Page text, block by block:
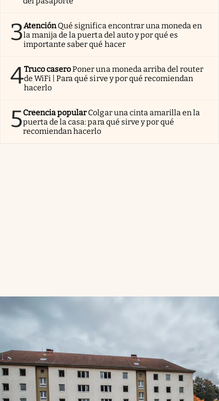
3AtenciónQué significa encontrar una moneda en
la manija de la puerta del auto y por qué es
importante saber qué hacer
4Truco caseroPoner una moneda arriba del router
de WiFi | Para qué sirve y por qué recomiendan
hacerlo
5Creencia popularColgar una cinta amarilla en la
puerta de la casa: para qué sirve y por qué
recomiendan hacerlo